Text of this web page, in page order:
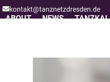
Skip
to
kontakt@tanznetzdresden.de
ABOUT NEWS